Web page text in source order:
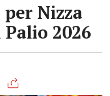
Nizza
2026